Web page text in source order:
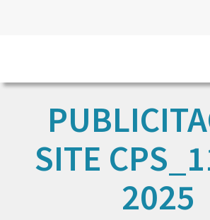
SITE
2025